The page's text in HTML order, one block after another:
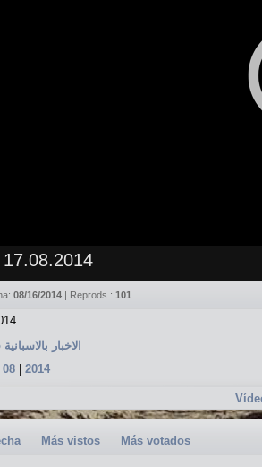
08/16/2014 | Reprods.: 101
TV Castellano الاخبار بالاسبانية
08 2014
Más vistos Más votados